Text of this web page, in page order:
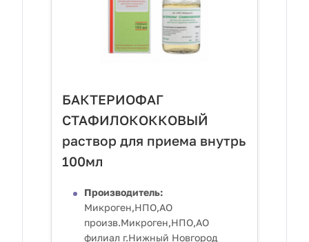
БАКТЕРИОФАГ
СТАФИЛОКОККОВЫЙ
раствор для приема внутрь
100мл
Производитель:
Микроген,НПО,АО
произв.Микроген,НПО,АО
филиал г.Нижный Новгород